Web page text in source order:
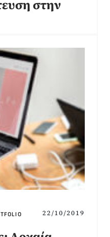
στην
22/10/2019